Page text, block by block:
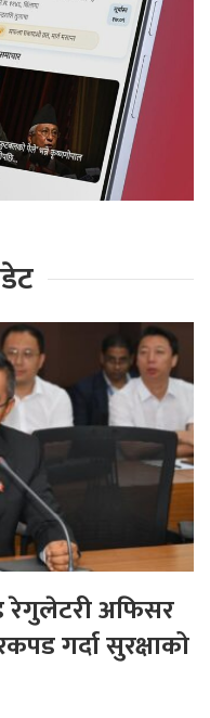
रेगुलेटरी अफिसर
गर्दा सुरक्षाको